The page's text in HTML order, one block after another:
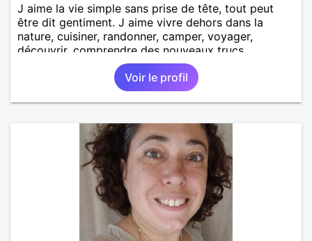
J aime la vie simple sans prise de tête, tout peut
être dit gentiment. J aime vivre dehors dans la
nature, cuisiner, randonner, camper, voyager,
découvrir, comprendre des nouveaux trucs
techniques et sur la vie des êtres vivants. J aime
danser, faire la fête. Je ne bois pratiquement pas d
alcool, je fume rarement, je ris souvent. Je cherche
un vrai amoureux pour continuer à profiter de la vie
en ai marre je veux partagé et rigoler
Voir le profil